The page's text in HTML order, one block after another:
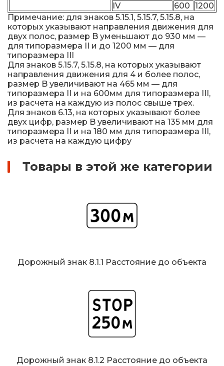
IV
600 1200
Примечание: для знаков 5.15.1, 5.15.7, 5.15.8, на
которых указывают направления движения для
двух полос, размер B уменьшают до 930 мм —
для типоразмера II и до 1200 мм — для
типоразмера III
Для знаков 5.15.7, 5.15.8, на которых указывают
направления движения для 4 и более полос,
размер B увеличивают на 465 мм — для
типоразмера II и на 600мм для типоразмера III,
из расчета на каждую из полос свыше трех.
Для знаков 6.13, на которых указывают более
двух цифр, размер B увеличивают на 135 мм для
типоразмера II и на 180 мм для типоразмера III,
из расчета на каждую цифру
Товары в этой же категории
Дорожный знак 8.1.1 Расстояние до объекта
Дорожный знак 8.1.2 Расстояние до объекта